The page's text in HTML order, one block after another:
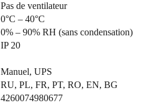
Pas de ventilateur
0°C – 40°C
0% – 90% RH (sans condensation)
IP 20
Manuel, UPS
RU, PL, FR, PT, RO, EN, BG
4260074980677